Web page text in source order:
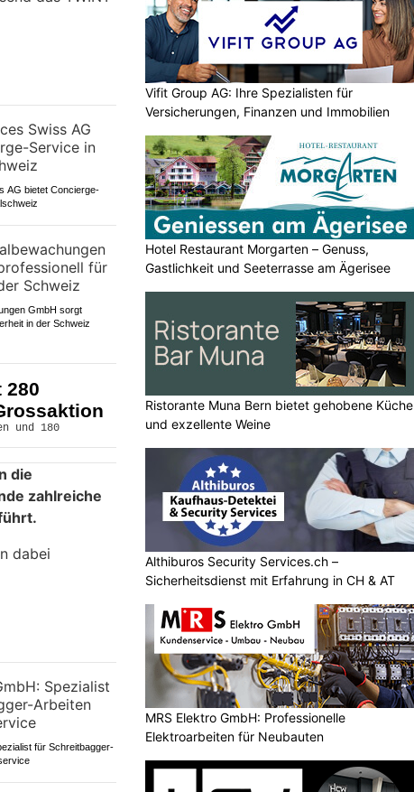
AG bietet Concierge-
GmbH sorgt
in der Schweiz
die
zahlreiche
dabei
für Schreitbagger-
Vifit Group AG: Ihre Spezialisten für
Versicherungen, Finanzen und Immobilien
Hotel Restaurant Morgarten – Genuss,
Gastlichkeit und Seeterrasse am Ägerisee
Ristorante Muna Bern bietet gehobene Küche
und exzellente Weine
Althiburos Security Services.ch –
Sicherheitsdienst mit Erfahrung in CH & AT
MRS Elektro GmbH: Professionelle
Elektroarbeiten für Neubauten